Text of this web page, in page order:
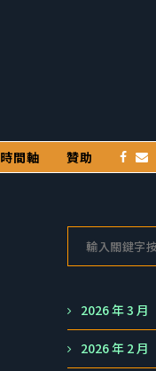
時間軸 贊助
2026 年 3 月
2026 年 2 月